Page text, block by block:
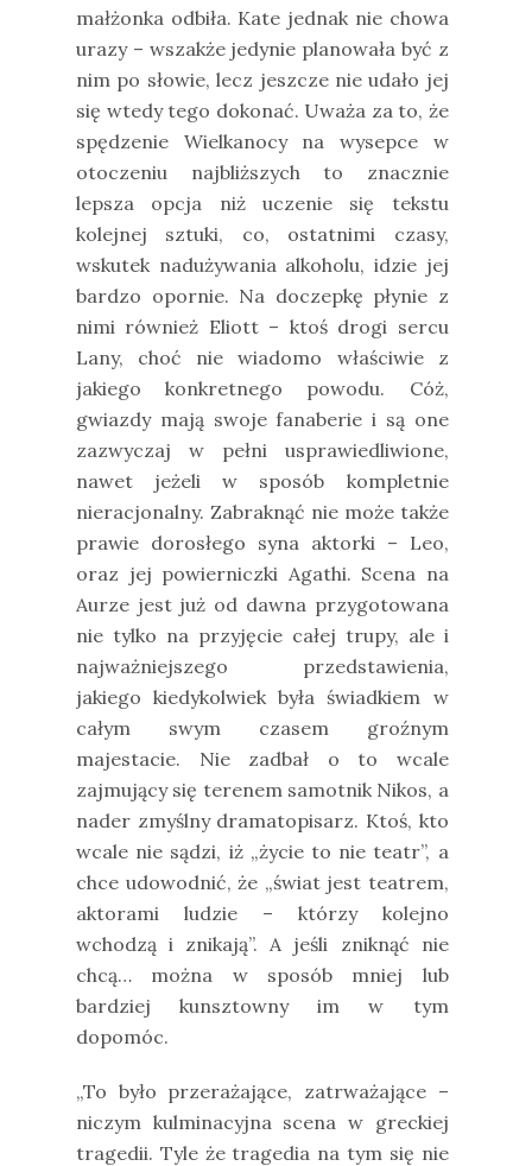
małżonka odbiła. Kate jednak nie chowa
urazy – wszakże jedynie planowała być z
nim po słowie, lecz jeszcze nie udało jej
się wtedy tego dokonać. Uważa za to, że
spędzenie Wielkanocy na wysepce w
otoczeniu najbliższych to znacznie
lepsza opcja niż uczenie się tekstu
kolejnej sztuki, co, ostatnimi czasy,
wskutek nadużywania alkoholu, idzie jej
bardzo opornie. Na doczepkę płynie z
nimi również Eliott – ktoś drogi sercu
Lany, choć nie wiadomo właściwie z
jakiego konkretnego powodu. Cóż,
gwiazdy mają swoje fanaberie i są one
zazwyczaj w pełni usprawiedliwione,
nawet jeżeli w sposób kompletnie
nieracjonalny. Zabraknąć nie może także
prawie dorosłego syna aktorki – Leo,
oraz jej powierniczki Agathi. Scena na
Aurze jest już od dawna przygotowana
nie tylko na przyjęcie całej trupy, ale i
najważniejszego przedstawienia,
jakiego kiedykolwiek była świadkiem w
całym swym czasem groźnym
majestacie. Nie zadbał o to wcale
zajmujący się terenem samotnik Nikos, a
nader zmyślny dramatopisarz. Ktoś, kto
wcale nie sądzi, iż „życie to nie teatr”, a
chce udowodnić, że „świat jest teatrem,
aktorami ludzie – którzy kolejno
wchodzą i znikają”. A jeśli zniknąć nie
chcą… można w sposób mniej lub
bardziej kunsztowny im w tym
dopomóc.
„To było przerażające, zatrważające –
niczym kulminacyjna scena w greckiej
tragedii. Tyle że tragedia na tym się nie